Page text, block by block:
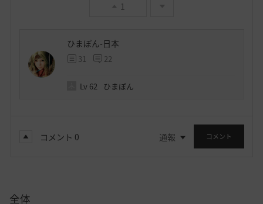
1
ひまぽん-日本
31 22
Lv 62 ひまぽん
コメント 0 通報 コメント
全体